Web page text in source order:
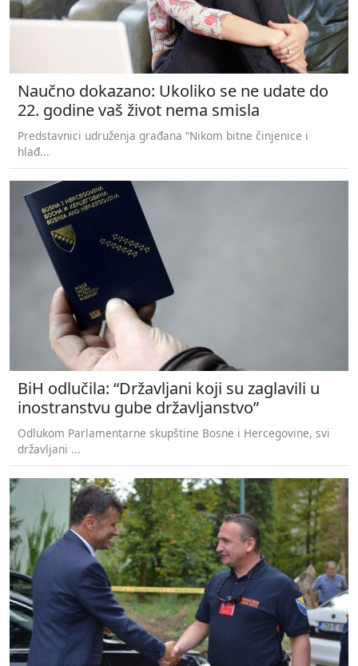
Naučno dokazano: Ukoliko se ne udate do
22. godine vaš život nema smisla
Predstavnici udruženja građana “Nikom bitne činjenice i
hlađ...
BiH odlučila: “Državljani koji su zaglavili u
inostranstvu gube državljanstvo”
Odlukom Parlamentarne skupštine Bosne i Hercegovine, svi
državljani ...